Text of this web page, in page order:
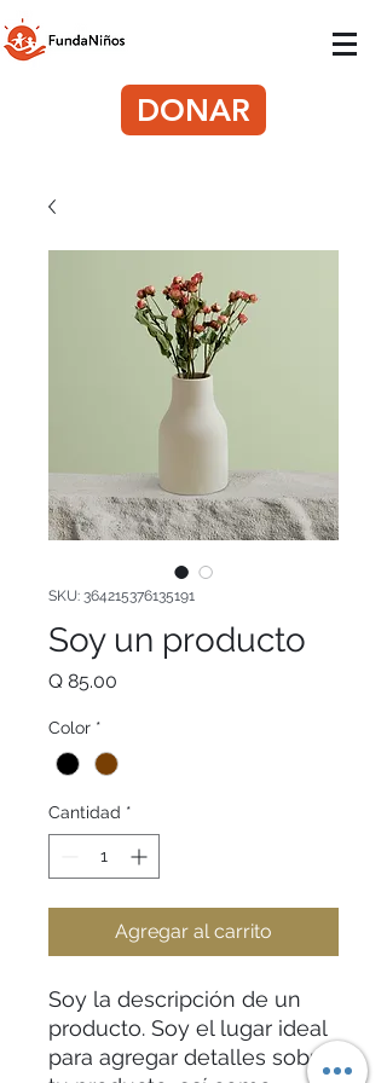
DONAR
SKU: 364215376135191
Soy un producto
Q 85.00
Color *
Cantidad *
Agregar al carrito
Soy la descripción de un
producto. Soy el lugar ideal
para agregar detalles sobre